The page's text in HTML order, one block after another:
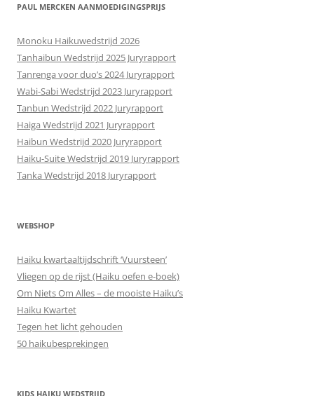
PAUL MERCKEN AANMOEDIGINGSPRIJS
Monoku Haikuwedstrijd 2026
Tanhaibun Wedstrijd 2025 Juryrapport
Tanrenga voor duo’s 2024 Juryrapport
Wabi-Sabi Wedstrijd 2023 Juryrapport
Tanbun Wedstrijd 2022 Juryrapport
Haiga Wedstrijd 2021 Juryrapport
Haibun Wedstrijd 2020 Juryrapport
Haiku-Suite Wedstrijd 2019 Juryrapport
Tanka Wedstrijd 2018 Juryrapport
WEBSHOP
Haiku kwartaaltijdschrift ‘Vuursteen’
Vliegen op de rijst (Haiku oefen e-boek)
Om Niets Om Alles – de mooiste Haiku’s
Haiku Kwartet
Tegen het licht gehouden
50 haikubesprekingen
KIDS HAIKU WEDSTRIJD